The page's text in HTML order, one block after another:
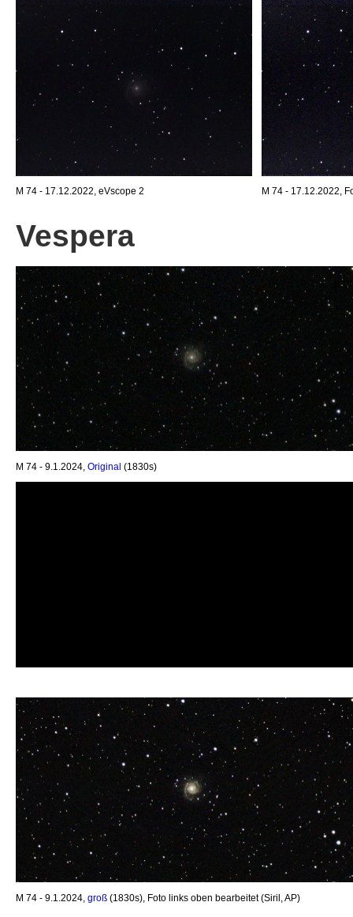
M 74 - 17.12.2022, eVscope 2 M 74 - 17.12.2022,
Vespera
M 74 - 9.1.2024, Original (1830s)
M 74 - 9.1.2024, groß (1830s), Foto links oben bearbeitet (Siril, AP)